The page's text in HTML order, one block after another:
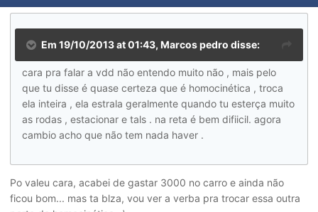
Em 19/10/2013 at 01:43, Marcos pedro disse:
cara pra falar a vdd não entendo muito não , mais pelo
que tu disse é quase certeza que é homocinética , troca
ela inteira , ela estrala geralmente quando tu esterça muito
as rodas , estacionar e tals . na reta é bem difiicil. agora
cambio acho que não tem nada haver .
Po valeu cara, acabei de gastar 3000 no carro e ainda não
ficou bom... mas ta blza, vou ver a verba pra trocar essa outra